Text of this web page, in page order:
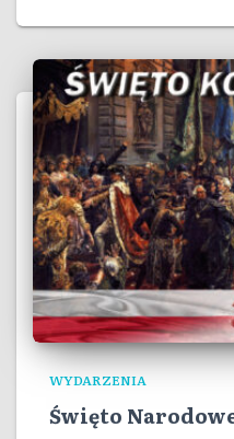
WYDARZENIA
Święto